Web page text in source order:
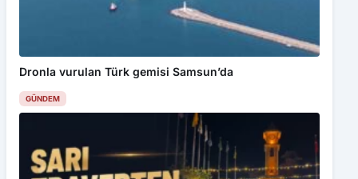
Dronla vurulan Türk gemisi Samsun’da
GÜNDEM